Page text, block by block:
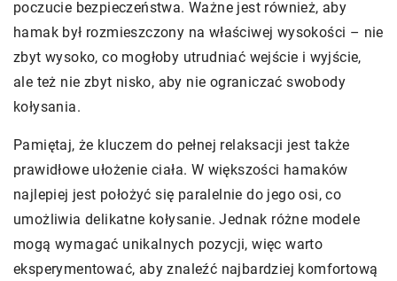
poczucie bezpieczeństwa. Ważne jest również, aby
hamak był rozmieszczony na właściwej wysokości – nie
zbyt wysoko, co mogłoby utrudniać wejście i wyjście,
ale też nie zbyt nisko, aby nie ograniczać swobody
kołysania.
Pamiętaj, że kluczem do pełnej relaksacji jest także
prawidłowe ułożenie ciała. W większości hamaków
najlepiej jest położyć się paralelnie do jego osi, co
umożliwia delikatne kołysanie. Jednak różne modele
mogą wymagać unikalnych pozycji, więc warto
eksperymentować, aby znaleźć najbardziej komfortową